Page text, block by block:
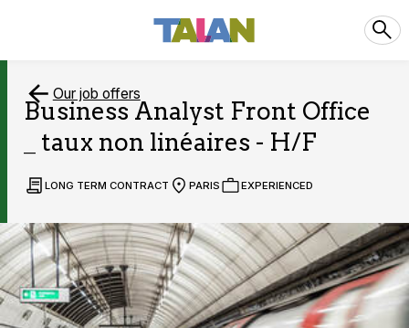
Our job offers
Business Analyst Front Office
_ taux non linéaires - H/F
LONG TERM CONTRACT PARIS EXPERIENCED